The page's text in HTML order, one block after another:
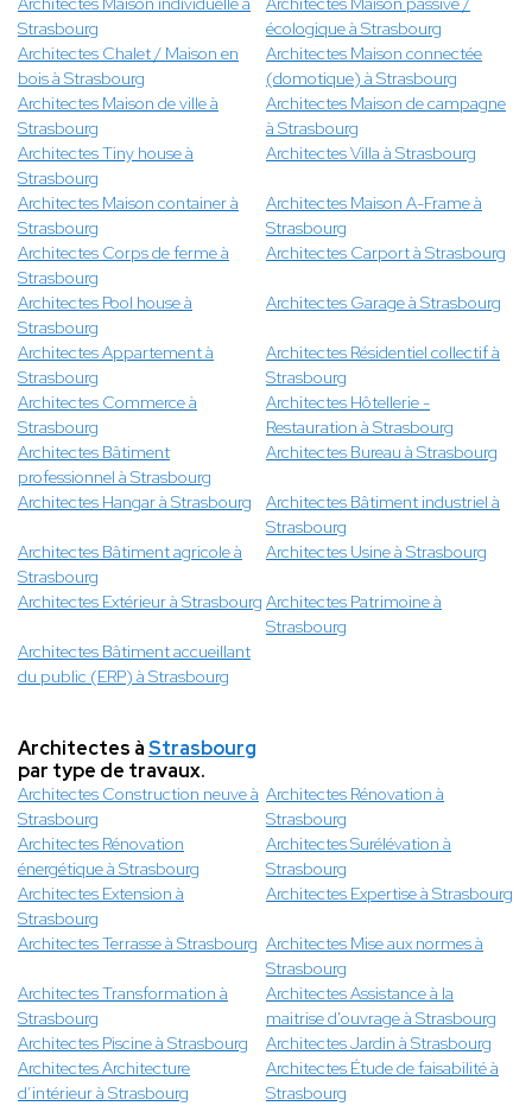
Strasbourg
écologique à Strasbourg
Architectes Chalet / Maison en
bois à Strasbourg
Architectes Maison connectée
(domotique) à Strasbourg
Architectes Maison de ville à
Strasbourg
Architectes Maison de campagne
à Strasbourg
Architectes Tiny house à
Strasbourg
Architectes Villa à Strasbourg
Architectes Maison container à
Strasbourg
Architectes Maison A-Frame à
Strasbourg
Architectes Corps de ferme à
Strasbourg
Architectes Carport à Strasbourg
Architectes Pool house à
Strasbourg
Architectes Garage à Strasbourg
Architectes Appartement à
Strasbourg
Architectes Résidentiel collectif à
Strasbourg
Architectes Commerce à
Strasbourg
Architectes Hôtellerie -
Restauration à Strasbourg
Architectes Bâtiment
professionnel à Strasbourg
Architectes Bureau à Strasbourg
Architectes Hangar à Strasbourg
Architectes Bâtiment industriel à
Strasbourg
Architectes Bâtiment agricole à
Strasbourg
Architectes Usine à Strasbourg
Architectes Extérieur à Strasbourg Architectes Patrimoine à
Strasbourg
Architectes Bâtiment accueillant
du public (ERP) à Strasbourg
Architectes àStrasbourg
par type de travaux.
Architectes Construction neuve à
Strasbourg
Architectes Rénovation à
Strasbourg
Architectes Rénovation
énergétique à Strasbourg
Architectes Surélévation à
Strasbourg
Architectes Extension à
Strasbourg
Architectes Expertise à Strasbourg
Architectes Terrasse à Strasbourg Architectes Mise aux normes à
Strasbourg
Architectes Transformation à
Strasbourg
Architectes Assistance à la
maitrise d'ouvrage à Strasbourg
Architectes Piscine à Strasbourg
Architectes Jardin à Strasbourg
Architectes Architecture
d’intérieur à Strasbourg
Architectes Étude de faisabilité à
Strasbourg